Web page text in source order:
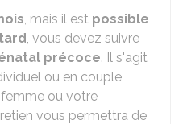
, mais il est possible
, vous devez suivre
précoce. Il s'agit
ou en couple,
ou votre
vous permettra de